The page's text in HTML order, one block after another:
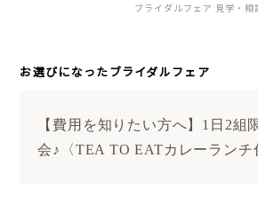
ブライダルフェア 見学・相
お選びになったブライダルフェア
【費用を知りたい方へ】1日2組
会♪〈TEA TO EATカレーランチ